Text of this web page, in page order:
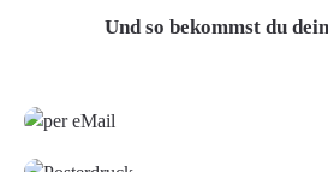
Und so bekommst du